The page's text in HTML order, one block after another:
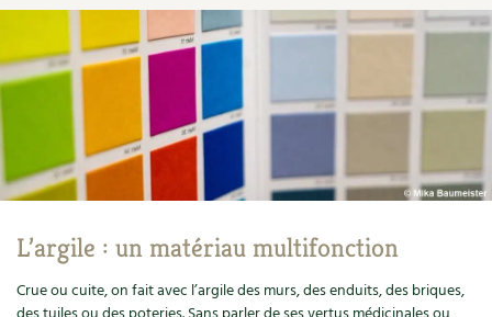
Ornement
Biodiversité
Autonomie, bricolage
Santé, bien-être
Archives
Soutenez Les 4 Saisons
Originales
Kits de jardinage
Outils de jardin
Accessoires de jardin
Jeux
Programme 2026 du Centre Terre vivante
Venir en groupe
Scolaires
Séminaires, entreprises, associations, collectivités…
Les espaces de formation
Calendrier des travaux du jardin
Carte climatique
Calendrier lunaire
Potager
Verger
Permaculture et syntropie
La tribune
Édito des 4 saisons
Manifeste pour la planète
Champs d’action – le podcast
Table ronde jardinière
En direct !
L’argile : un matériau multifonction
Crue ou cuite, on fait avec l’argile des murs, des enduits, des briques,